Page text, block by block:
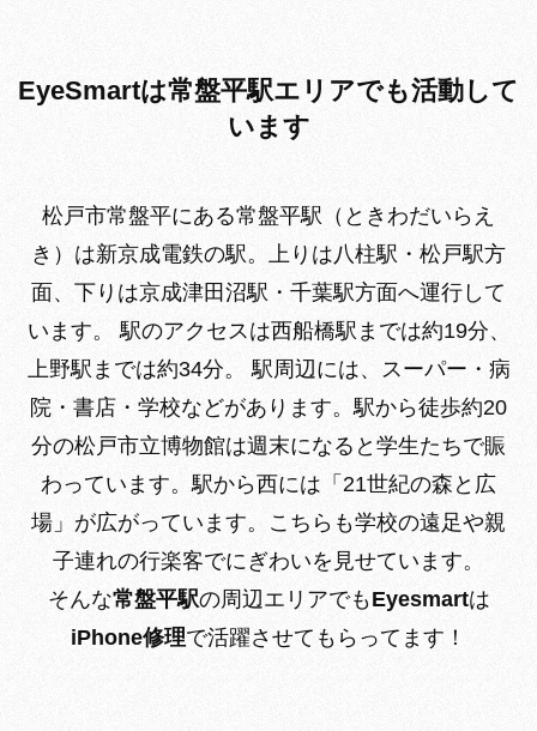
EyeSmartは常盤平駅エリアでも活動して
います
松戸市常盤平にある常盤平駅（ときわだいらえ
き）は新京成電鉄の駅。上りは八柱駅・松戸駅方
面、下りは京成津田沼駅・千葉駅方面へ運行して
います。 駅のアクセスは西船橋駅までは約19分、
上野駅までは約34分。 駅周辺には、スーパー・病
院・書店・学校などがあります。駅から徒歩約20
分の松戸市立博物館は週末になると学生たちで賑
わっています。駅から西には「21世紀の森と広
場」が広がっています。こちらも学校の遠足や親
子連れの行楽客でにぎわいを見せています。
そんな常盤平駅の周辺エリアでもEyesmartは
iPhone修理で活躍させてもらってます！